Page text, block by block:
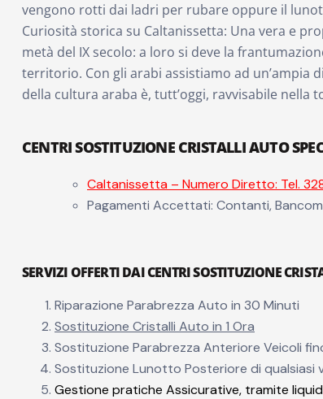
vengono rotti dai ladri per rubare oppure il
Curiosità storica su Caltanissetta: Una vera e
metà del IX secolo: a loro si deve la
territorio. Con gli arabi assistiamo ad un’ampia
della cultura araba è, tutt’oggi, ravvisabile nella
CENTRI SOSTITUZIONE CRISTALLI AUTO
Caltanissetta – Numero Diretto: Tel.
Pagamenti Accettati: Contanti,
SERVIZI OFFERTI DAI CENTRI SOSTITUZIONE
Riparazione Parabrezza Auto in 30 Minuti
Sostituzione Cristalli Auto in 1 Ora
Sostituzione Parabrezza Anteriore Veicoli
Sostituzione Lunotto Posteriore di qualsiasi
Gestione pratiche Assicurative, tramite